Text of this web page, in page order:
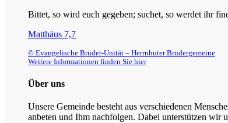
Bittet, so wird euch gegeben; suchet, so werdet ihr
Matthäus 7,7
© Evangelische Brüder-Unität – Herrnhuter Brüdergemeine
Weitere Informationen finden Sie hier
Über uns
Unsere Gemeinde besteht aus verschiedenen
anbeten und Ihm nachfolgen. Dabei unterstützen wir